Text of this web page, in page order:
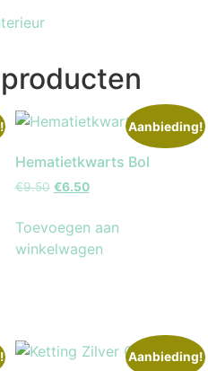
Aanbieding!
Hematietkwarts Bol
€9.50 €6.50
Toevoegen aan
winkelwagen
Aanbieding!